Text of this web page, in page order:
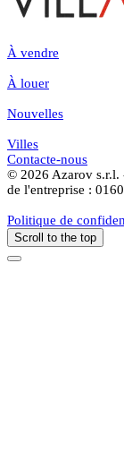
À vendre
À louer
Nouvelles
Villes
Contacte-nous
© 2026 Azarov s.r.l.
de l'entreprise :
Politique de
Scroll to the top